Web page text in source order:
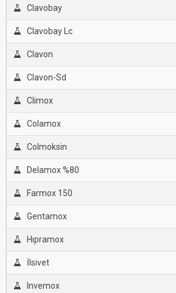
Clavobay
Clavobay Lc
Clavon
Clavon-Sd
Climox
Colamox
Colmoksin
Delamox %80
Farmox 150
Gentamox
Hıpramox
İlsivet
Invemox